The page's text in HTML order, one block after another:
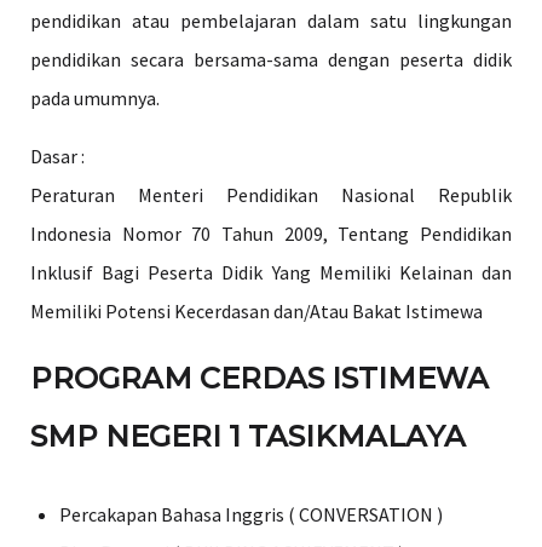
pendidikan atau pembelajaran dalam satu lingkungan
pendidikan secara bersama-sama dengan peserta didik
pada umumnya.
Dasar :
Peraturan Menteri Pendidikan Nasional Republik
Indonesia Nomor 70 Tahun 2009, Tentang Pendidikan
Inklusif Bagi Peserta Didik Yang Memiliki Kelainan dan
Memiliki Potensi Kecerdasan dan/Atau Bakat Istimewa
PROGRAM CERDAS ISTIMEWA
SMP NEGERI 1 TASIKMALAYA
Percakapan Bahasa Inggris ( CONVERSATION )